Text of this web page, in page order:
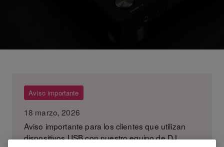
Aviso importante
18 marzo, 2026
Aviso importante para los clientes que utilizan
dispositivos USB con nuestro equipo de DJ